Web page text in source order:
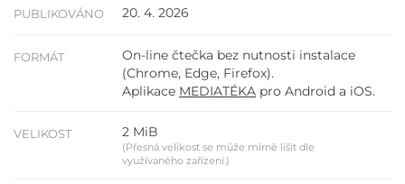
PUBLIKOVÁNO 20. 4. 2026
FORMÁT
On-line čtečka bez nutnosti instalace
(Chrome, Edge, Firefox).
Aplikace MEDIATÉKA pro Android a iOS.
VELIKOST 2 MiB
(Přesná velikost se může mírně lišit dle
využívaného zařízení.)